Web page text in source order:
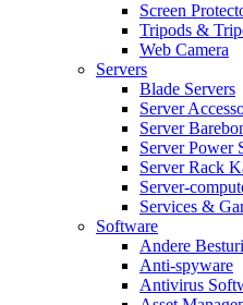
Screen
Tripods &
Web Camera
Servers
Blade Servers
Server
Server
Server Power
Server Rack
Server-
Services &
Software
Andere
Anti-spyware
Antivirus